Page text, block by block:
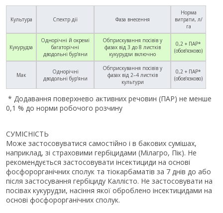
Культура Спектр дії Фаза внесення
Норма
витрати, л/
га
Кукурудза
Однорічні й окремі
багаторічні
дводольні бур’яни
Обприскування посівів у
фазах від 3 до 8 листків
кукурудзи включно
0,2 + ПАР*
(обов’язково)
Мак
Однорічні
дводольні бур’яни
Обприскування посівів у
фазах від 2–4 листків
культури
0,2 + ПАР*
(обов’язково)
* Додавання поверхнево активних речовин (ПАР) не менше
0,1 % до норми робочого розчину
СУМІСНІСТЬ
Може застосовуватися самостійно і в бакових сумішах,
наприклад, зі страховими гербіцидами (Мілагро, Пік). Не
рекомендується застосовувати інсектициди на основі
фосфорорганічних сполук та тіокарбаматів за 7 днів до або
після застосування гербіциду Каллісто. Не застосовувати на
посівах кукурудзи, насіння якої оброблено інсектицидами на
основі фосфорорганічних сполук.